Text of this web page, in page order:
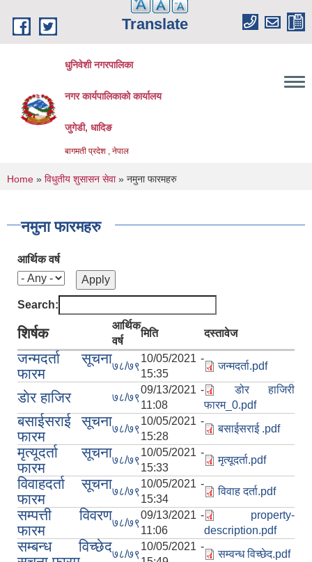
Translate
धुनिवेशी नगरपालिका
नगर कार्यपालिकाको कार्यालय
जुगेडी, धादिङ
बागमती प्रदेश , नेपाल
You are here
Home » विधुतीय शुसासन सेवा» नमुना फारमहरु
नमुना फारमहरु
आर्थिक वर्ष
Search:
शिर्षक
आर्थिक
वर्ष
मिति दस्तावेज
जन्मदर्ता सूचना
फारम
७८/७९
10/05/2021 -
15:35
जन्मदर्ता.pdf
डाेर हाजिर ७८/७९
09/13/2021 -
11:08
डोर हाजिरी
फारम_0.pdf
बसाईसराई सूचना
फारम
७८/७९
10/05/2021 -
15:28
बसाईसराई .pdf
मृत्यूदर्ता सूचना
फारम
७८/७९
10/05/2021 -
15:33
मृत्यूदर्ता.pdf
विवाहदर्ता सूचना
फारम
७८/७९
10/05/2021 -
15:34
विवाह दर्ता.pdf
सम्पत्ती विवरण
फारम
७८/७९
09/13/2021 -
11:06
property-
description.pdf
सम्बन्ध विच्छेद७८/७९
10/05/2021 -
सम्वन्ध विच्छेद.pdf